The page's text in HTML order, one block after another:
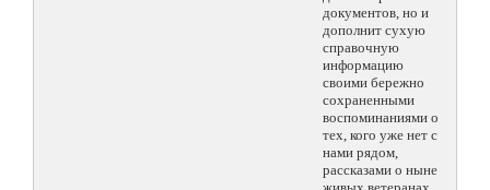
документов, но и
дополнит сухую
справочную
информацию
своими бережно
сохраненными
воспоминаниями о
тех, кого уже нет с
нами рядом,
рассказами о ныне